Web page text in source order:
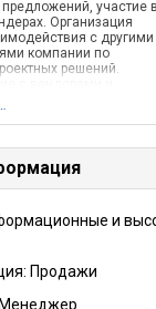
участие в
Организация
с другими
компании по
решений.
и поставщик
технологий для
—
по системной
сервисной поддержке и
комплексные
и информатизации
предприятий,
и
Продажи
Менеджер